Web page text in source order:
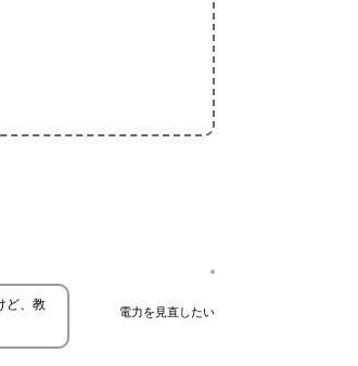
電力を見直したい
ど、教